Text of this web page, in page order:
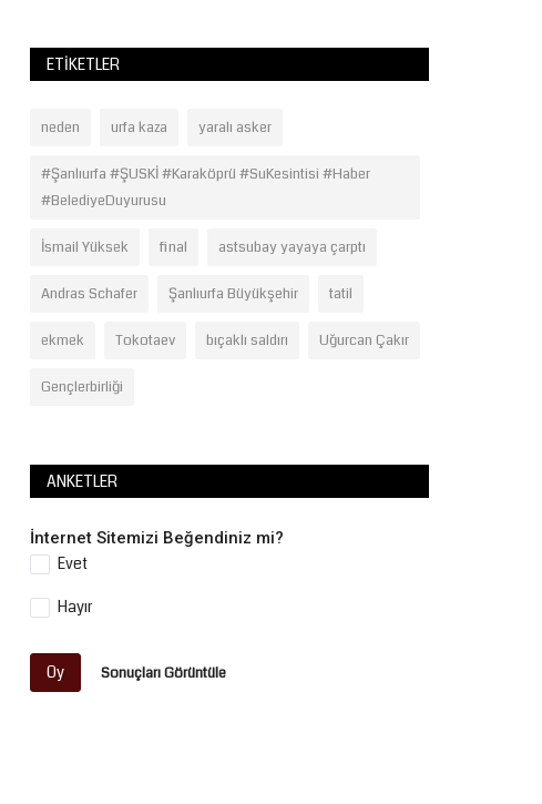
ETIKETLER
neden urfa kaza yaralı asker
#Şanlıurfa #ŞUSKİ #Karaköprü #SuKesintisi #Haber
#BelediyeDuyurusu
İsmail Yüksek final astsubay yayaya çarptı
Andras Schafer Şanlıurfa Büyükşehir tatil
ekmek Tokotaev bıçaklı saldırı Uğurcan Çakır
Gençlerbirliği
ANKETLER
İnternet Sitemizi Beğendiniz mi?
Evet
Hayır
Oy Sonuçları Görüntüle